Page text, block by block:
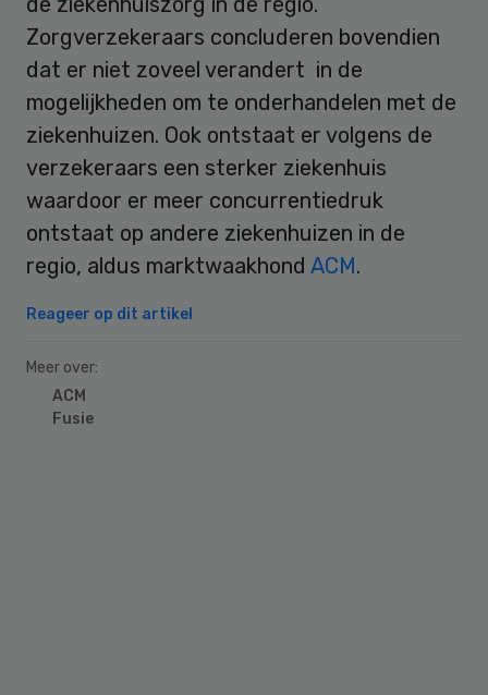
Zorgverzekeraars concluderen bovendien
dat er niet zoveel verandert in de
mogelijkheden om te onderhandelen met de
ziekenhuizen. Ook ontstaat er volgens de
verzekeraars een sterker ziekenhuis
waardoor er meer concurrentiedruk
ontstaat op andere ziekenhuizen in de
regio, aldus marktwaakhond ACM.
Reageer op dit artikel
Meer over:
ACM
Fusie